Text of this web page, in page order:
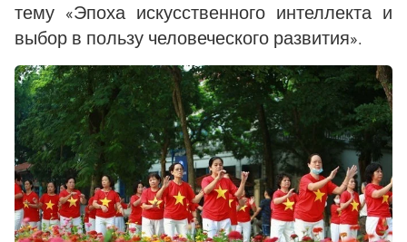
тему «Эпоха искусственного интеллекта и
выбор в пользу человеческого развития».